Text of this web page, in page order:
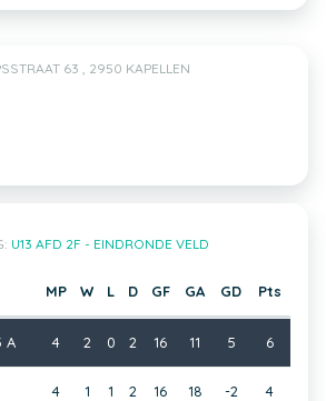
63 , 2950 KAPELLEN
U13 AFD 2F - EINDRONDE VELD
MP W L D GF GA GD Pts
A 4 2 0 2 16 11 5 6
4 1 1 2 16 18 -2 4